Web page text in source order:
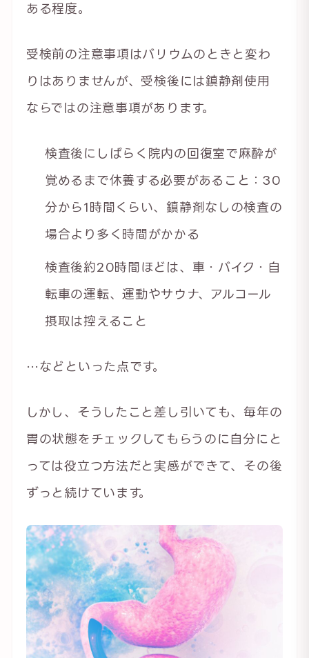
ある程度。
受検前の注意事項はバリウムのときと変わ
りはありませんが、受検後には鎮静剤使用
ならではの注意事項があります。
検査後にしばらく院内の回復室で麻酔が
覚めるまで休養する必要があること：30
分から1時間くらい、鎮静剤なしの検査の
場合より多く時間がかかる
検査後約20時間ほどは、車・バイク・自
転車の運転、運動やサウナ、アルコール
摂取は控えること
…などといった点です。
しかし、そうしたこと差し引いても、毎年の
胃の状態をチェックしてもらうのに自分にと
っては役立つ方法だと実感ができて、その後
ずっと続けています。